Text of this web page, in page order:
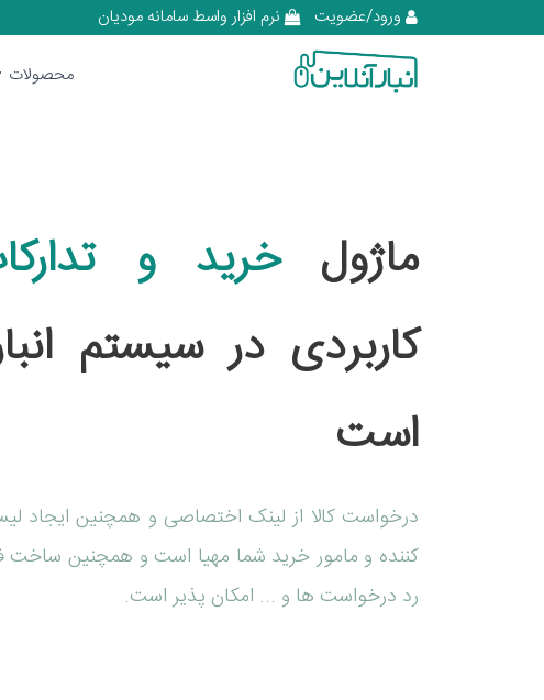
ورود/عضویت نرم افزار واسط سامانه مودیان
محصولات
ماژولخرید و
کاربردی در سیستم
است
درخواست کالا از لینک اختصاصی و همچنین ایجاد
کننده و مامور خرید شما مهیا است و همچنین ساخت
رد درخواست ها و ... امکان پذیر است.